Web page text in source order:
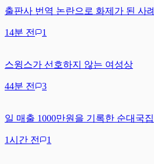
출판사 번역 논란으로 화제가 된 사례
14분 전 1
스윙스가 선호하지 않는 여성상
44분 전 3
일 매출 1000만원을 기록한 순대국집
1시간 전 1